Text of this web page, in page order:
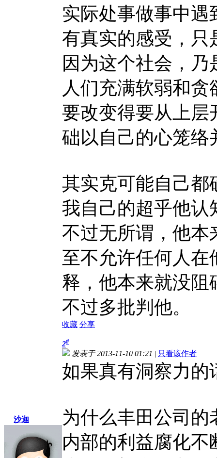
实际处事做事中
有真实的感受，只
因为这个社会，
人们充满软弱和贪
要改变得要从上层
础以自己的心笼络
其实克可能自己都
我自己的超乎他认
不过无所谓，他本
至不允许任何人在
释，他本来就没阻
不过多批判他。
收藏 分享
沙迦
2#
发表于 2013-11-10 01:21 | 只看该作者
如果真有洞察力的
为什么丰田公司
内部的利益腐化